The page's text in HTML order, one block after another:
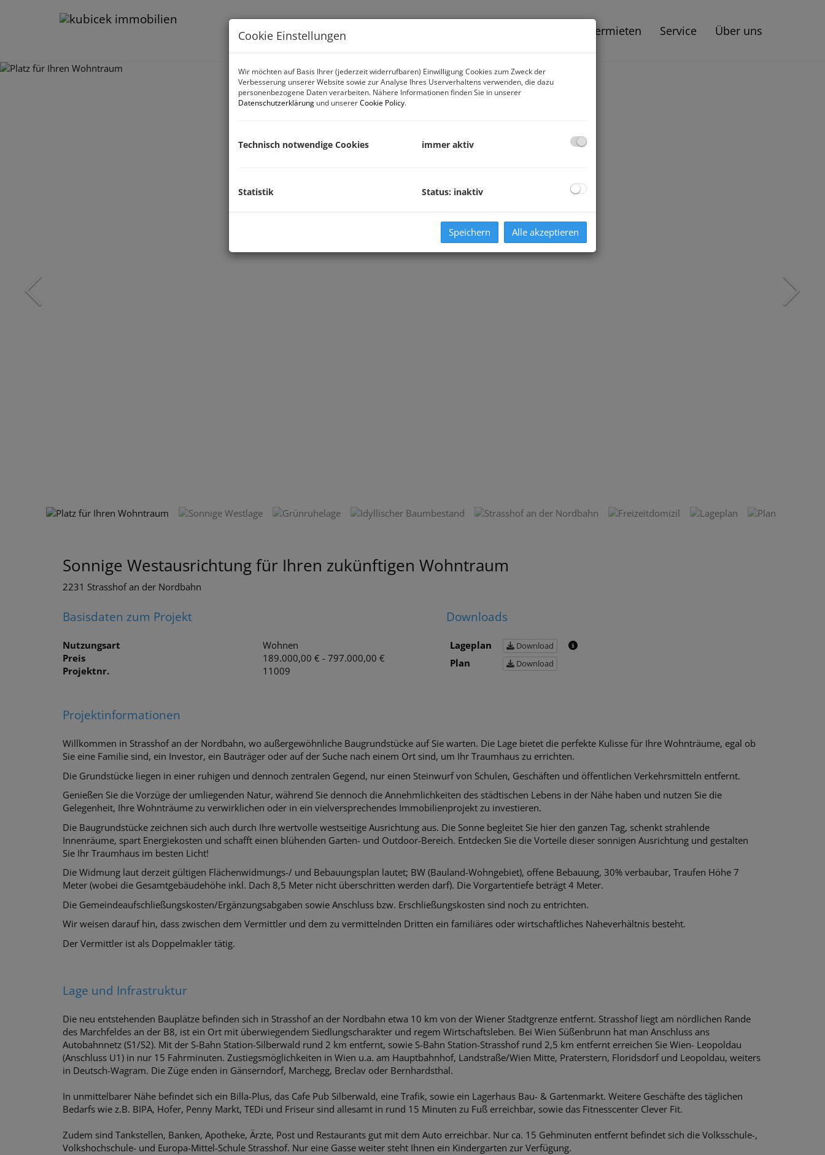
Verkaufen | Vermieten Service Über uns
Sonnige Westausrichtung für Ihren zukünftigen Wohntraum
2231 Strasshof an der Nordbahn
Basisdaten zum Projekt
Nutzungsart
Wohnen
Preis
189.000,00 € - 797.000,00 €
Projektnr.
11009
Downloads
Lageplan Download
Plan Download
Projektinformationen
Willkommen in Strasshof an der Nordbahn, wo außergewöhnliche Baugrundstücke auf Sie warten. Die Lage bietet die perfekte Kulisse für Ihre Wohnträume, egal ob
Sie eine Familie sind, ein Investor, ein Bauträger oder auf der Suche nach einem Ort sind, um Ihr Traumhaus zu errichten.
Die Grundstücke liegen in einer ruhigen und dennoch zentralen Gegend, nur einen Steinwurf von Schulen, Geschäften und öffentlichen Verkehrsmitteln entfernt.
Genießen Sie die Vorzüge der umliegenden Natur, während Sie dennoch die Annehmlichkeiten des städtischen Lebens in der Nähe haben und nutzen Sie die
Gelegenheit, Ihre Wohnträume zu verwirklichen oder in ein vielversprechendes Immobilienprojekt zu investieren.
Die Baugrundstücke zeichnen sich auch durch Ihre wertvolle westseitige Ausrichtung aus. Die Sonne begleitet Sie hier den ganzen Tag, schenkt strahlende
Innenräume, spart Energiekosten und schafft einen blühenden Garten- und Outdoor-Bereich. Entdecken Sie die Vorteile dieser sonnigen Ausrichtung und gestalten
Sie Ihr Traumhaus im besten Licht!
Die Widmung laut derzeit gültigen Flächenwidmungs-/ und Bebauungsplan lautet; BW (Bauland-Wohngebiet), offene Bebauung, 30% verbaubar, Traufen Höhe 7
Meter (wobei die Gesamtgebäudehöhe inkl. Dach 8,5 Meter nicht überschritten werden darf). Die Vorgartentiefe beträgt 4 Meter.
Die Gemeindeaufschließungskosten/Ergänzungsabgaben sowie Anschluss bzw. Erschließungskosten sind noch zu entrichten.
Wir weisen darauf hin, dass zwischen dem Vermittler und dem zu vermittelnden Dritten ein familiäres oder wirtschaftliches Naheverhältnis besteht.
Der Vermittler ist als Doppelmakler tätig.
Lage und Infrastruktur
Die neu entstehenden Bauplätze befinden sich in Strasshof an der Nordbahn etwa 10 km von der Wiener Stadtgrenze entfernt. Strasshof liegt am nördlichen Rande
des Marchfeldes an der B8, ist ein Ort mit überwiegendem Siedlungscharakter und regem Wirtschaftsleben. Bei Wien Süßenbrunn hat man Anschluss ans
Autobahnnetz (S1/S2). Mit der S-Bahn Station-Silberwald rund 2 km entfernt, sowie S-Bahn Station-Strasshof rund 2,5 km entfernt erreichen Sie Wien- Leopoldau
(Anschluss U1) in nur 15 Fahrminuten. Zustiegsmöglichkeiten in Wien u.a. am Hauptbahnhof, Landstraße/Wien Mitte, Praterstern, Floridsdorf und Leopoldau, weiters
in Deutsch-Wagram. Die Züge enden in Gänserndorf, Marchegg, Breclav oder Bernhardsthal.
In unmittelbarer Nähe befindet sich ein Billa-Plus, das Cafe Pub Silberwald, eine Trafik, sowie ein Lagerhaus Bau- & Gartenmarkt. Weitere Geschäfte des täglichen
Bedarfs wie z.B. BIPA, Hofer, Penny Markt, TEDi und Friseur sind allesamt in rund 15 Minuten zu Fuß erreichbar, sowie das Fitnesscenter Clever Fit.
Zudem sind Tankstellen, Banken, Apotheke, Ärzte, Post und Restaurants gut mit dem Auto erreichbar. Nur ca. 15 Gehminuten entfernt befindet sich die Volksschule-,
Volkshochschule- und Europa-Mittel-Schule Strasshof. Nur eine Gasse weiter steht Ihnen ein Kindergarten zur Verfügung.
Cookie Einstellungen
Wir möchten auf Basis Ihrer (jederzeit widerrufbaren) Einwilligung Cookies zum Zweck der
Verbesserung unserer Website sowie zur Analyse Ihres Userverhaltens verwenden, die dazu
personenbezogene Daten verarbeiten. Nähere Informationen finden Sie in unserer
Datenschutzerklärung und unsererCookie Policy.
Technisch notwendige Cookies immer aktiv
Statistik Status: inaktiv
Speichern Alle akzeptieren